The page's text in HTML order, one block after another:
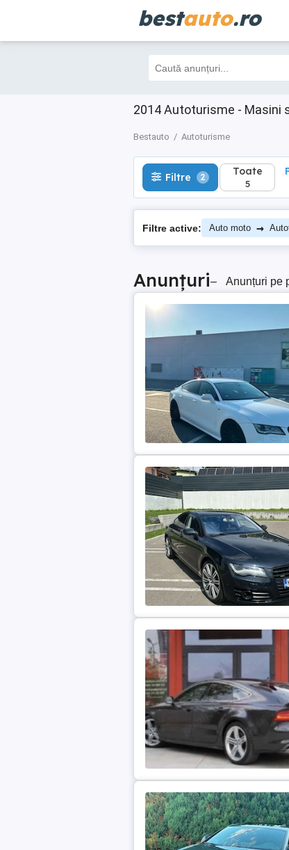
bestauto.ro
2014 Autoturisme - Masini
Bestauto Autoturisme
Filtre 2 Toate
5
Filtre 2 Toate
5
Filtre active: Auto moto →
Anunțuri– Anunțuri pe